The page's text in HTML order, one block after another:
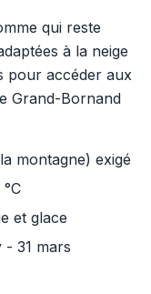
qui reste
à la neige
pour accéder aux
Grand-Bornand
montagne) exigé
et glace
- 31 mars